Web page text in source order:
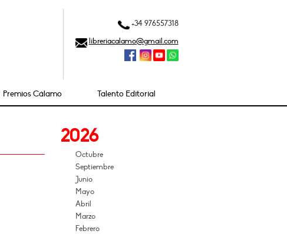
+34 976557318
libreriacalamo@gmail.com
Premios Cálamo Talento Editorial
2026
Octubre
Septiembre
Junio
Mayo
Abril
Marzo
Febrero